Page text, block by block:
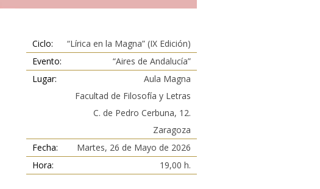
Ciclo:
“Lírica en la Magna” (IX Edición)
Evento:
“Aires de Andalucía”
Lugar:
Aula Magna
Facultad de Filosofía y Letras
C. de Pedro Cerbuna, 12.
Zaragoza
Fecha:
Martes, 26 de Mayo de 2026
Hora:
19,00 h.